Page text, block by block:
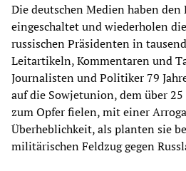
Die deutschen Medien haben den
eingeschaltet und wiederholen
russischen Präsidenten in
Leitartikeln, Kommentaren und
Journalisten und Politiker 79
auf die Sowjetunion, dem über
zum Opfer fielen, mit einer
Überheblichkeit, als planten sie
militärischen Feldzug gegen